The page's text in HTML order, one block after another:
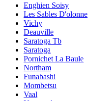
Enghien Soisy
Les Sables D'olonne
Vichy
Deauville
Saratoga Tb
Saratoga
Pornichet La Baule
Northam
Funabashi
Mombetsu
Vaal